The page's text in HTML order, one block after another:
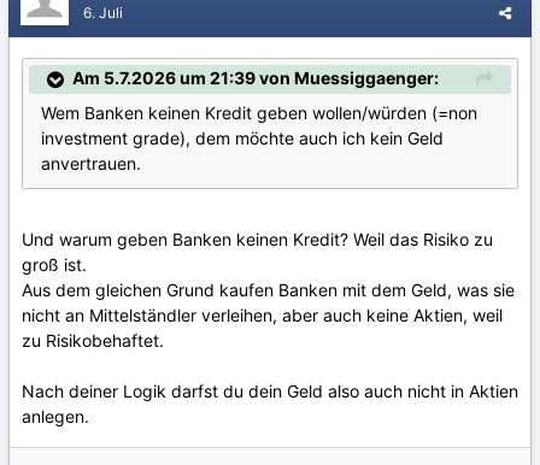
6. Juli
Am 5.7.2026 um 21:39 von Muessiggaenger:
Wem Banken keinen Kredit geben wollen/würden (=non
investment grade), dem möchte auch ich kein Geld
anvertrauen.
Und warum geben Banken keinen Kredit? Weil das Risiko zu
groß ist.
Aus dem gleichen Grund kaufen Banken mit dem Geld, was sie
nicht an Mittelständler verleihen, aber auch keine Aktien, weil
zu Risikobehaftet.
Nach deiner Logik darfst du dein Geld also auch nicht in Aktien
anlegen.